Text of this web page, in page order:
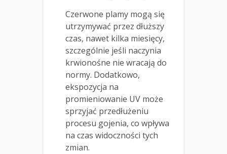
Czerwone plamy mogą się
utrzymywać przez dłuższy
czas, nawet kilka miesięcy,
szczególnie jeśli naczynia
krwionośne nie wracają do
normy. Dodatkowo,
ekspozycja na
promieniowanie UV może
sprzyjać przedłużeniu
procesu gojenia, co wpływa
na czas widoczności tych
zmian.